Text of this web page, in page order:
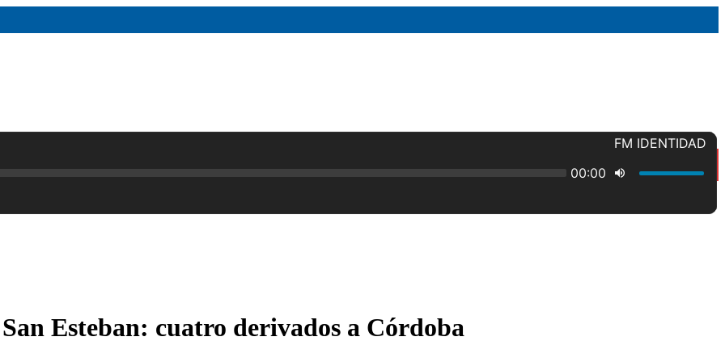
Esteban: cuatro derivados a Córdoba